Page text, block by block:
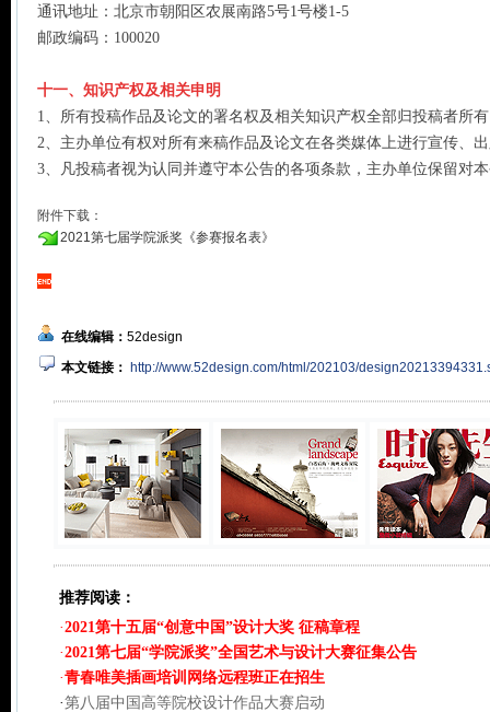
通讯地址：北京市朝阳区农展南路5号1号楼1-5
邮政编码：100020
十一、知识产权及相关申明
1、所有投稿作品及论文的署名权及相关知识产权全部归投稿者所
2、主办单位有权对所有来稿作品及论文在各类媒体上进行宣传、
3、凡投稿者视为认同并遵守本公告的各项条款，主办单位保留对
附件下载：
2021第七届学院派奖《参赛报名表》
在线编辑： 52design
本文链接：
http://www.52design.com/html/202103/
推荐阅读：
·2021第十五届“创意中国”设计大奖 征稿章程
·2021第七届“学院派奖”全国艺术与设计大赛征集公告
·青春唯美插画培训网络远程班正在招生
·第八届中国高等院校设计作品大赛启动